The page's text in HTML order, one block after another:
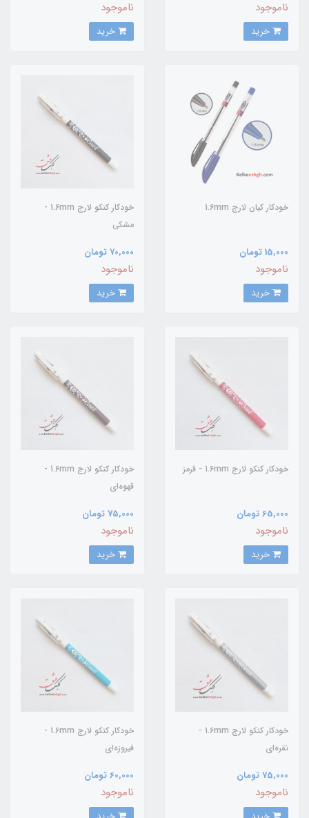
ناموجود ناموجود
خودکار کیان لارج 1.6mm
15,000 تومان
ناموجود
خودکار کنکو لارج 1.6mm -
مشکی
70,000 تومان
ناموجود
خودکار کنکو لارج 1.6mm - قرمز
65,000 تومان
ناموجود
خودکار کنکو لارج 1.6mm -
قهوه‌ای
75,000 تومان
ناموجود
خودکار کنکو لارج 1.6mm -
نقره‌ای
75,000 تومان
ناموجود
خودکار کنکو لارج 1.6mm -
فیروزه‌ای
60,000 تومان
ناموجود